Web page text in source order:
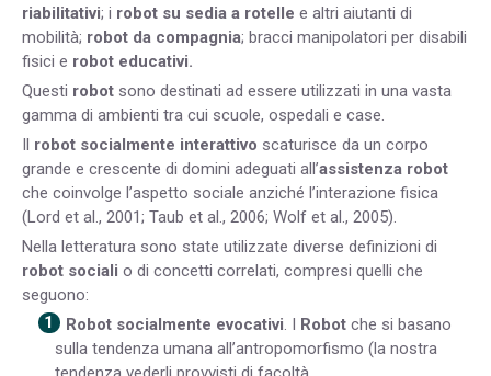
riabilitativi; i robot su sedia a rotelle e altri aiutanti di
mobilità; robot da compagnia; bracci manipolatori per disabili
fisici e robot educativi.
Questi robot sono destinati ad essere utilizzati in una vasta
gamma di ambienti tra cui scuole, ospedali e case.
Il robot socialmente interattivo scaturisce da un corpo
grande e crescente di domini adeguati all’assistenza robot
che coinvolge l’aspetto sociale anziché l’interazione fisica
(Lord et al., 2001; Taub et al., 2006; Wolf et al., 2005).
Nella letteratura sono state utilizzate diverse definizioni di
robot sociali o di concetti correlati, compresi quelli che
seguono:
Robot socialmente evocativi . I Robotche si basano
sulla tendenza umana all’antropomorfismo (la nostra